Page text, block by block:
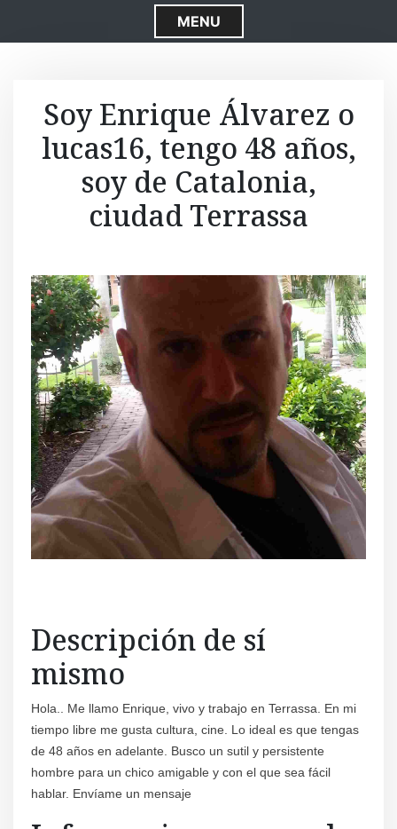
S
k
o
o
n
t
e
MENU
Soy Enrique Álvarez o
lucas16, tengo 48 años,
soy de Catalonia,
ciudad Terrassa
Descripción de sí
mismo
Hola.. Me llamo Enrique, vivo y trabajo en Terrassa. En mi
tiempo libre me gusta cultura, cine. Lo ideal es que tengas
de 48 años en adelante. Busco un sutil y persistente
hombre para un chico amigable y con el que sea fácil
hablar. Envíame un mensaje